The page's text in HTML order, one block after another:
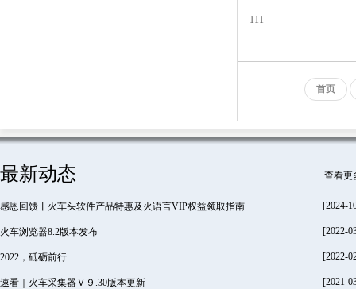
111
首页
最新动态 查看更
感恩回馈丨火车头软件产品特惠及火语言VIP权益领取指南 [2024-
火车浏览器8.2版本发布 [2022-
2022，砥砺前行 [2022-
速看｜火车采集器Ｖ９.30版本更新 [2021-